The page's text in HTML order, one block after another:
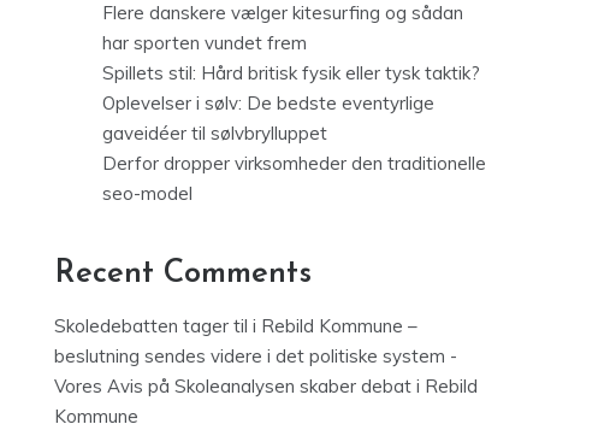
Flere danskere vælger kitesurfing og sådan
har sporten vundet frem
Spillets stil: Hård britisk fysik eller tysk taktik?
Oplevelser i sølv: De bedste eventyrlige
gaveidéer til sølvbrylluppet
Derfor dropper virksomheder den traditionelle
seo-model
Recent Comments
Skoledebatten tager til i Rebild Kommune –
beslutning sendes videre i det politiske system -
Vores Avis på Skoleanalysen skaber debat i Rebild
Kommune